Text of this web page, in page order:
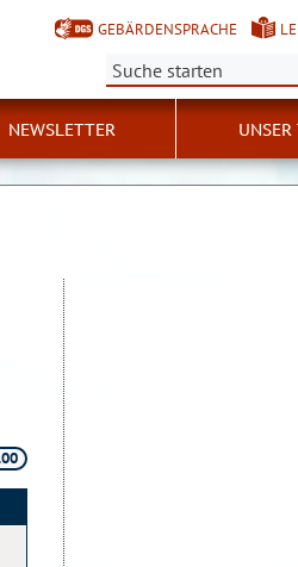
GEBÄRDENSPRACHE
Suche:
NEWSLETTER UNSER